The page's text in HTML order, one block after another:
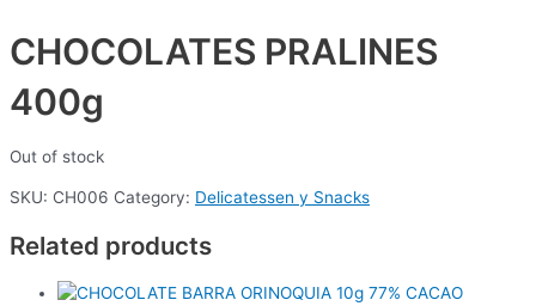
CHOCOLATES PRALINES
400g
Out of stock
SKU: CH006 Category: Delicatessen y Snacks
Related products